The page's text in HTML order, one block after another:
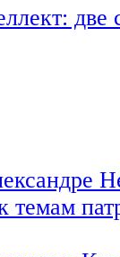
темам